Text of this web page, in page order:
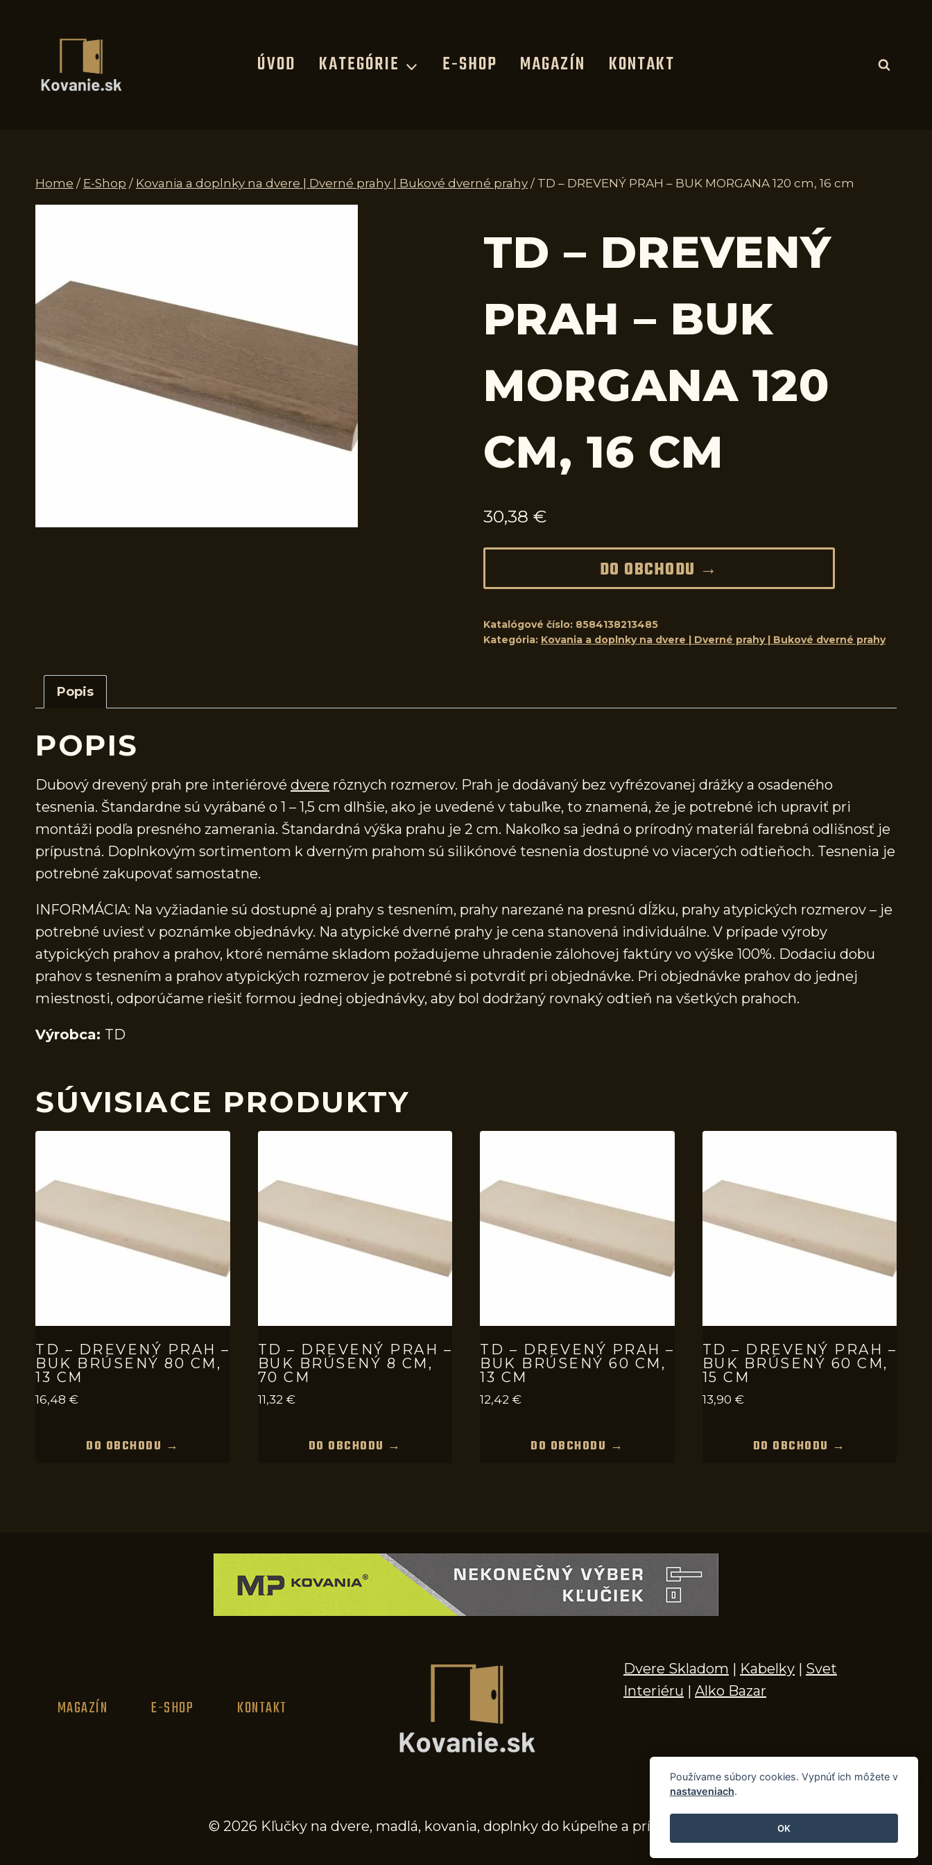
ÚVOD KATEGÓRIE E-SHOP MAGAZÍN KONTAKT
Home / E-Shop / Kovania a doplnky na dvere | Dverné prahy | Bukové dverné prahy / TD – DREVENÝ PRAH – BUK MORGANA 120 cm, 16 cm
TD – DREVENÝ
PRAH – BUK
MORGANA 120
CM, 16 CM
30,38 €
DO OBCHODU →
Katalógové číslo: 8584138213485
Kategória: Kovania a doplnky na dvere | Dverné prahy | Bukové dverné prahy
Popis
POPIS
Dubový drevený prah pre interiérové dvere rôznych rozmerov. Prah je dodávaný bez vyfrézovanej drážky a osadeného
tesnenia. Štandardne sú vyrábané o 1 – 1,5 cm dlhšie, ako je uvedené v tabuľke, to znamená, že je potrebné ich upraviť pri
montáži podľa presného zamerania. Štandardná výška prahu je 2 cm. Nakoľko sa jedná o prírodný materiál farebná odlišnosť je
prípustná. Doplnkovým sortimentom k dverným prahom sú silikónové tesnenia dostupné vo viacerých odtieňoch. Tesnenia je
potrebné zakupovať samostatne.
INFORMÁCIA: Na vyžiadanie sú dostupné aj prahy s tesnením, prahy narezané na presnú dĺžku, prahy atypických rozmerov – je
potrebné uviesť v poznámke objednávky. Na atypické dverné prahy je cena stanovená individuálne. V prípade výroby
atypických prahov a prahov, ktoré nemáme skladom požadujeme uhradenie zálohovej faktúry vo výške 100%. Dodaciu dobu
prahov s tesnením a prahov atypických rozmerov je potrebné si potvrdiť pri objednávke. Pri objednávke prahov do jednej
miestnosti, odporúčame riešiť formou jednej objednávky, aby bol dodržaný rovnaký odtieň na všetkých prahoch.
Výrobca: TD
SÚVISIACE PRODUKTY
TD – DREVENÝ PRAH –
BUK BRÚSENÝ 80 CM,
13 CM
16,48 €
DO OBCHODU →
TD – DREVENÝ PRAH –
BUK BRÚSENÝ 8 CM,
70 CM
11,32 €
DO OBCHODU →
TD – DREVENÝ PRAH –
BUK BRÚSENÝ 60 CM,
13 CM
12,42 €
DO OBCHODU →
TD – DREVENÝ PRAH –
BUK BRÚSENÝ 60 CM,
15 CM
13,90 €
DO OBCHODU →
MAGAZÍN E-SHOP KONTAKT
Dvere Skladom | Kabelky | Svet
Interiéru | Alko Bazar
© 2026 Kľučky na dvere, madlá, kovania, doplnky do kúpeľne a príslušenstvo
Používame súbory cookies. Vypnúť ich môžete v
nastaveniach.
OK